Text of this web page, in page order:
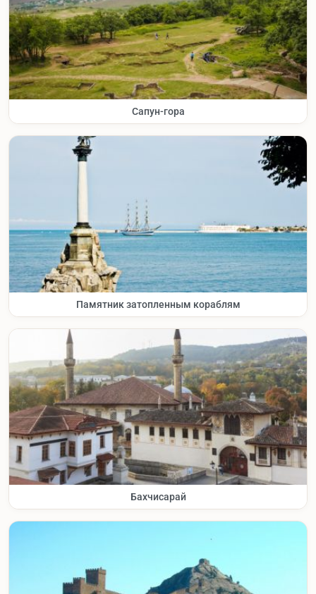
Сапун-гора
Памятник затопленным кораблям
Бахчисарай